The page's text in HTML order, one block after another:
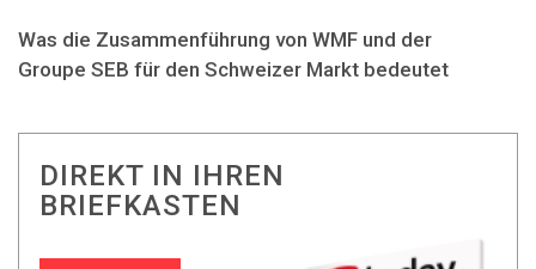
Was die Zusammenführung von WMF und der
Groupe SEB für den Schweizer Markt bedeutet
DIREKT IN IHREN
BRIEFKASTEN